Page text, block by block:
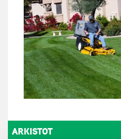
ARKISTOT